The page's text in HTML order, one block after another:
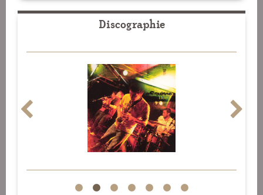
Discographie
1 2 3 4 5 6 7